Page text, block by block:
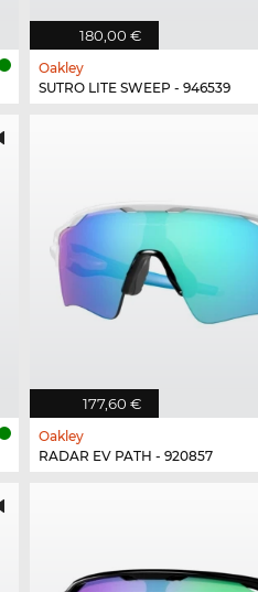
180,00 €
Oakley
SUTRO LITE SWEEP - 946539
177,60 €
Oakley
RADAR EV PATH - 920857